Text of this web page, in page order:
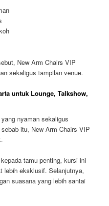
New Arm Chairs VIP
sekaligus tampilan venue.
untuk Lounge, Talkshow,
nyaman sekaligus
itu, New Arm Chairs VIP
tamu penting, kursi ini
lebih eksklusif. Selanjutnya,
suasana yang lebih santai